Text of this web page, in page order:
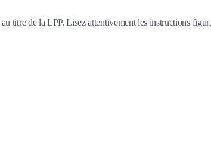
titre de la LPP. Lisez attentivement les instructions